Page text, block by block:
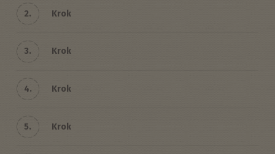
2. Krok
3. Krok
4. Krok
5. Krok